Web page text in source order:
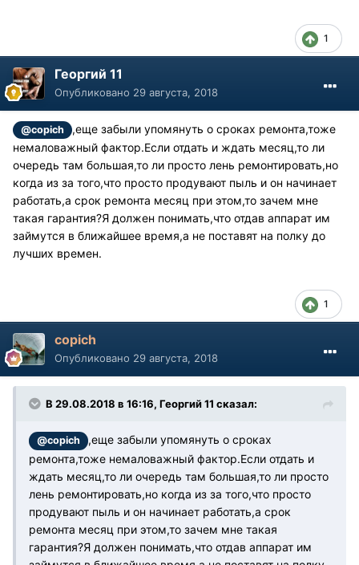
1
Георгий 11
Опубликовано 29 августа, 2018
@copich
,еще забыли упомянуть о сроках ремонта,тоже
немаловажный фактор.Если отдать и ждать месяц,то ли
очередь там большая,то ли просто лень ремонтировать,но
когда из за того,что просто продувают пыль и он начинает
работать,а срок ремонта месяц при этом,то зачем мне
такая гарантия?Я должен понимать,что отдав аппарат им
займутся в ближайшее время,а не поставят на полку до
лучших времен.
1
copich
Опубликовано 29 августа, 2018
В 29.08.2018 в 16:16, Георгий 11 сказал:
@copich
,еще забыли упомянуть о сроках
ремонта,тоже немаловажный фактор.Если отдать и
ждать месяц,то ли очередь там большая,то ли просто
лень ремонтировать,но когда из за того,что просто
продувают пыль и он начинает работать,а срок
ремонта месяц при этом,то зачем мне такая
гарантия?Я должен понимать,что отдав аппарат им